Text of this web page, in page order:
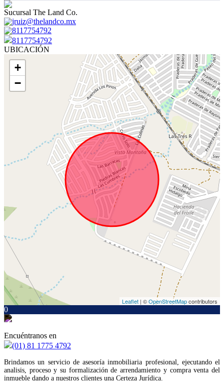
Sucursal The Land Co.
jruiz@thelandco.mx
8117754792
8117754792
UBICACIÓN
+
−
Leaflet | ©OpenStreetMapcontributors
0
Encuéntranos en
(01) 81 1775 4792
Brindamos un servicio de asesoría inmobiliaria profesional, ejecutando el
analisis, proceso y su formalización de arrendamiento y compra venta del
inmueble dando a nuestros clientes una Certeza Jurídica.